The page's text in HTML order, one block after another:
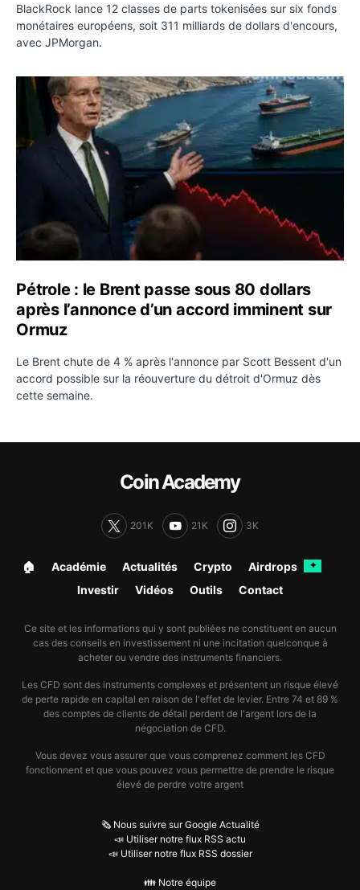
BlackRock lance 12 classes de parts tokenisées sur six fonds
monétaires européens, soit 311 milliards de dollars d'encours,
avec JPMorgan.
Pétrole : le Brent passe sous 80 dollars après
Pétrole : le Brent passe sous 80 dollars
après l’annonce d’un accord imminent sur
Ormuz
Le Brent chute de 4 % après l'annonce par Scott Bessent d'un
accord possible sur la réouverture du détroit d'Ormuz dès
cette semaine.
Coin Academy
201K 21K 3K
🏠︎ Académie Actualités Crypto Airdrops ✦
Investir Vidéos Outils Contact
Ce site et les informations qui y sont publiées ne constituent en aucun
cas des conseils en investissement ni une incitation quelconque à
acheter ou vendre des instruments financiers.
Les CFD sont des instruments complexes et présentent un risque élevé
de perte rapide en capital en raison de l'effet de levier. Entre 74 et 89 %
des comptes de clients de détail perdent de l'argent lors de la
négociation de CFD.
Vous devez vous assurer que vous comprenez comment les CFD
fonctionnent et que vous pouvez vous permettre de prendre le risque
élevé de perdre votre argent
🗞️ Nous suivre sur Google Actualité
📣 Utiliser notre flux RSS actu
📣 Utiliser notre flux RSS dossier
👪 Notre équipe